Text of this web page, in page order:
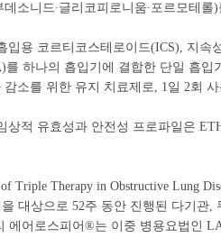
소니드∙글리코피로니움∙포르모테
입용 코르티코스테로이드(ICS), 지속
하나의 흡입기에 결합한 단일 흡입
소를 위한 유지 치료제로, 1일 2회
적 유효성과 안전성 프로파일은
Triple Therapy in Obstructive Lung
을 대상으로 52주 동안 진행된 다기관
에어로스피어®는 이중 병용요법인